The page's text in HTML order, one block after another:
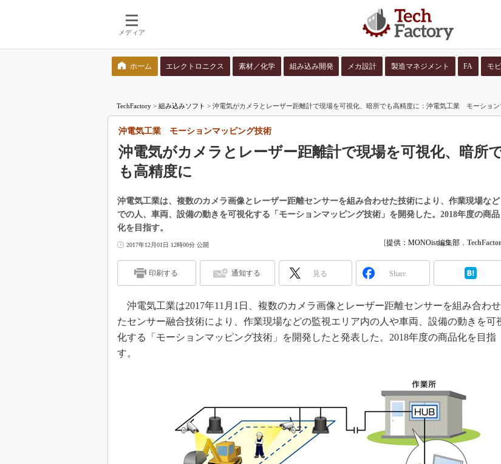
メディア
ホーム エレクトロニクス 素材／化学 組み込み開発 メカ設計 製造マネジメント FA モ
TechFactory > 組み込みソフト > 沖電気がカメラとレーザー距離計で現場を可視化、暗所でも高精度に：沖電気工業 モーショ
沖電気がカメラとレーザー距離計で現場を可視化、暗所
も高精度に
沖電気工業 モーションマッピング技術
沖電気工業は、複数のカメラ画像とレーザー距離センサーを組み合わせた技術により、作業現場など
での人、車両、設備の動きを可視化する「モーションマッピング技術」を開発した。2018年度の商品
化を目指す。
2017年12月01日 12時00分 公開 [提供：MONOist編集部 ，
印刷する 通知する 見る Share
沖電気工業は2017年11月1日、複数のカメラ画像とレーザー距離センサーを組み合わせ
たセンサー融合技術により、作業現場などの監視エリア内の人や車両、設備の動きを可
化する「モーションマッピング技術」を開発したと発表した。2018年度の商品化を目指
す。